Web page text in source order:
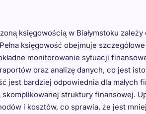
księgowością w Białymstoku
księgowość obejmuje
monitorowanie sytuacji
oraz analizę danych, co jest
jest bardziej odpowiednia dla małych
struktury finansowej.
i kosztów, co sprawia, że jest